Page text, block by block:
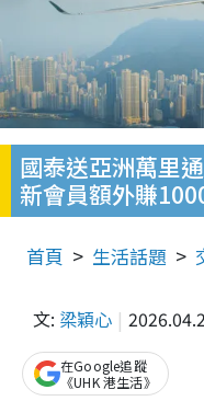
國泰送亞洲萬里
新會員額外賺
首頁 生活話題
文: 梁穎心
在Google追蹤
《UHK 港生活》